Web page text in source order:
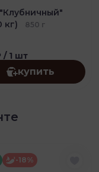
кг)
850 г
/ 1 шт
купить
-18%